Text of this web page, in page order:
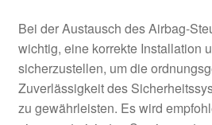
Bei der Austausch des Airbag-
wichtig, eine korrekte Installation
sicherzustellen, um die
Zuverlässigkeit des
zu gewährleisten. Es wird